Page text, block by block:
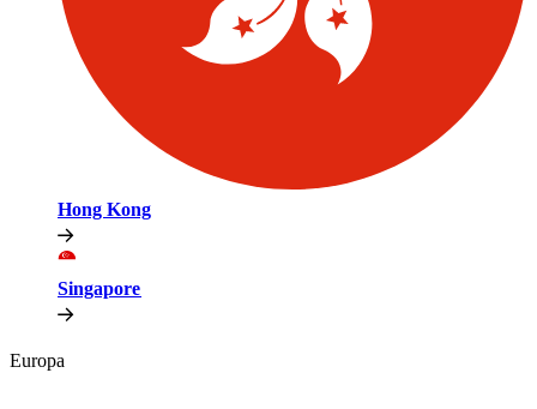
Hong Kong​​
Singapore​​
Europa​​